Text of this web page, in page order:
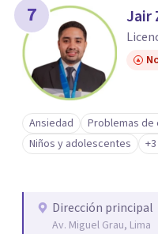
7 Jair
Ansiedad
Problemas
Niños y adolescentes
Dirección principal
Av. Miguel Grau, Lima